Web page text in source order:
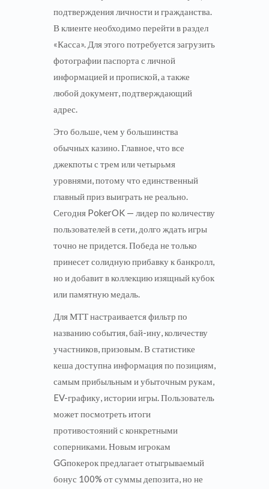
подтверждения личности и гражданства.
В клиенте необходимо перейти в раздел
«Касса». Для этого потребуется загрузить
фотографии паспорта с личной
информацией и пропиской, а также
любой документ, подтверждающий
адрес.
Это больше, чем у большинства
обычных казино. Главное, что все
джекпоты с трем или четырьмя
уровнями, потому что единственный
главный приз выиграть не реально.
Сегодня PokerOK — лидер по количеству
пользователей в сети, долго ждать игры
точно не придется. Победа не только
принесет солидную прибавку к банкролл,
но и добавит в коллекцию изящный кубок
или памятную медаль.
Для МТТ настраивается фильтр по
названию события, бай-ину, количеству
участников, призовым. В статистике
кеша доступна информация по позициям,
самым прибыльным и убыточным рукам,
EV-графику, истории игры. Пользователь
может посмотреть итоги
противостояний с конкретными
соперниками. Новым игрокам
GGпокерок предлагает отыгрываемый
бонус 100% от суммы депозита, но не